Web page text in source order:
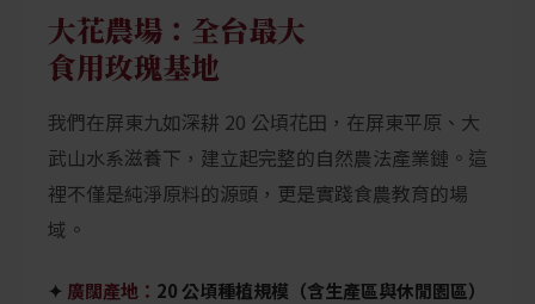
大花農場：全台最大
食用玫瑰基地
我們在屏東九如深耕 20 公頃花田，在屏東平原、大
武山水系滋養下，建立起完整的自然農法產業鏈。這
裡不僅是純淨原料的源頭，更是實踐食農教育的場
域。
✦ 廣闊產地： 20 公頃種植規模（含生產區與休閒園區）